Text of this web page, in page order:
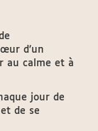
d’un
au calme et à
jour de
de se